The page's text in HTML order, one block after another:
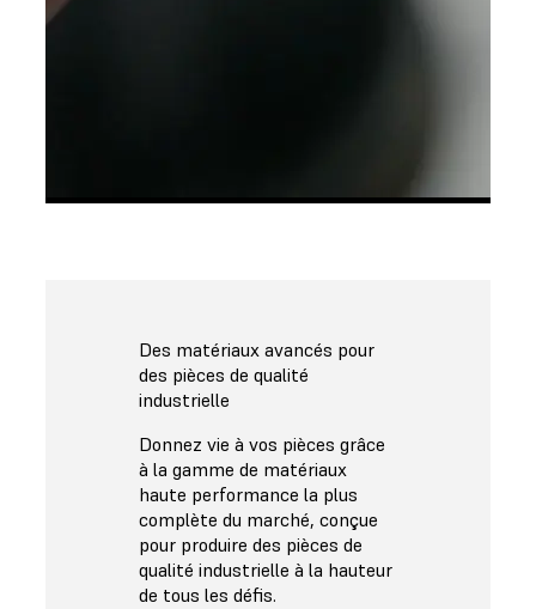
Des matériaux avancés pour
des pièces de qualité
industrielle
Donnez vie à vos pièces grâce
à la gamme de matériaux
haute performance la plus
complète du marché, conçue
pour produire des pièces de
qualité industrielle à la hauteur
de tous les défis.